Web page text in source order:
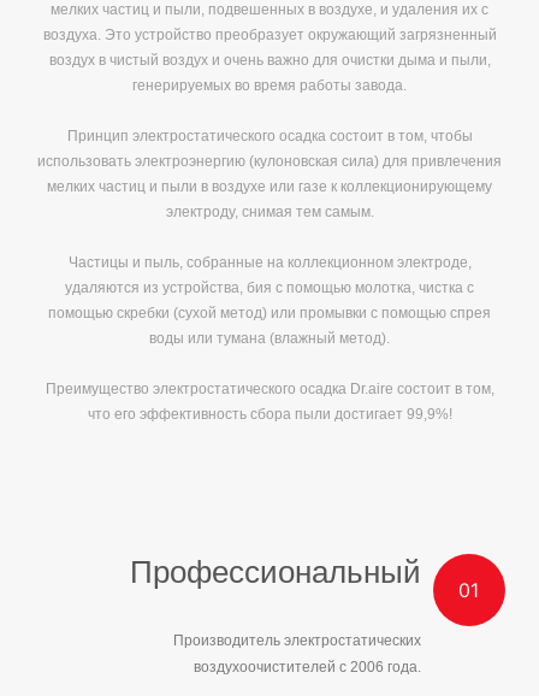
мелких частиц и пыли, подвешенных в воздухе, и удаления их с
воздуха. Это устройство преобразует окружающий загрязненный
воздух в чистый воздух и очень важно для очистки дыма и пыли,
генерируемых во время работы завода.
Принцип электростатического осадка состоит в том, чтобы
использовать электроэнергию (кулоновская сила) для привлечения
мелких частиц и пыли в воздухе или газе к коллекционирующему
электроду, снимая тем самым.
Частицы и пыль, собранные на коллекционном электроде,
удаляются из устройства, бия с помощью молотка, чистка с
помощью скребки (сухой метод) или промывки с помощью спрея
воды или тумана (влажный метод).
Преимущество электростатического осадка Dr.aire состоит в том,
что его эффективность сбора пыли достигает 99,9%!
Профессиональный
Производитель электростатических
воздухоочистителей с 2006 года.